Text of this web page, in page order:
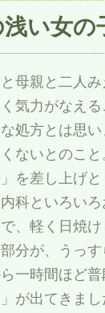
い女の
母親と二人
気力がなえ
処方とは思
ないとのこ
を差し上げ
科といろい
、軽く日焼
分が、うっ
一時間ほど
が出てきま